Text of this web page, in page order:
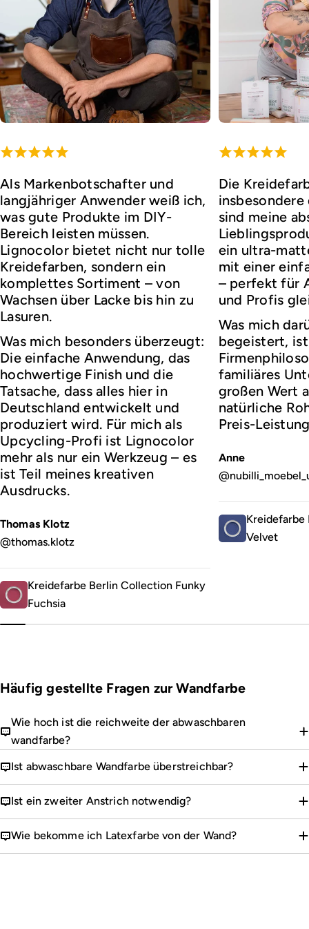
Als Markenbotschafter und
langjähriger Anwender weiß ich,
was gute Produkte im DIY-
Bereich leisten müssen.
Lignocolor bietet nicht nur tolle
Kreidefarben, sondern ein
komplettes Sortiment – von
Wachsen über Lacke bis hin zu
Lasuren.
Was mich besonders überzeugt:
Die einfache Anwendung, das
hochwertige Finish und die
Tatsache, dass alles hier in
Deutschland entwickelt und
produziert wird. Für mich als
Upcycling-Profi ist Lignocolor
mehr als nur ein Werkzeug – es
ist Teil meines kreativen
Ausdrucks.
Thomas Klotz
@thomas.klotz
Kreidefarbe Berlin Collection Funky
Fuchsia
Die
sind meine
ein ultra-
mit einer
– perfekt für
und Profis
Was mich
begeistert,
familiäres
großen Wert
natürliche
Preis-
Anne
Kreidefarbe
Velvet
Häufig gestellte Fragen zur Wandfarbe
Wie hoch ist die reichweite der abwaschbaren
wandfarbe?
Ist abwaschbare Wandfarbe überstreichbar?
Ist ein zweiter Anstrich notwendig?
Wie bekomme ich Latexfarbe von der Wand?